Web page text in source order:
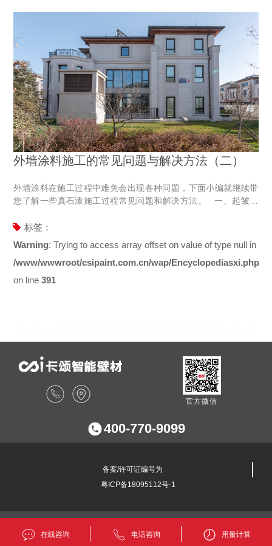
在线咨询 电话咨询 用量计算
外墙涂料施工的常见问题与解决方法（二）
外墙涂料在施工过程中难免会出现各种问题，下面小编就继续带
您了解一些真石漆施工过程常见问题和解决方法。 一、起皱：
第二层漆时，第一层还未干透。 3.干燥时温度太高。 解决办
涂两道漆间隔时间一定要足够，要保证待第一层漆膜完全干透后
再涂第二道。 &
标签：
Warning: Trying to access array offset on value of type null in
/www/wwwroot/csipaint.com.cn/wap/Encyclopediasxi.php
on line391
官方微信
400-770-9099
备案/许可证编号为
粤ICP备18095112号-1